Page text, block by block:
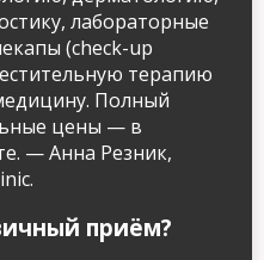
лабораторные
(check-up
терапию
Полный
цены — в
— Анна Резник,
приём?